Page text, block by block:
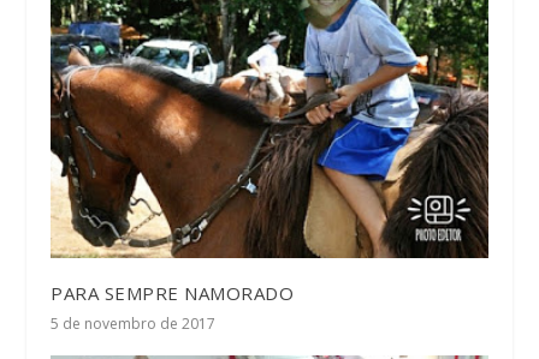
PARA SEMPRE NAMORADO
5 de novembro de 2017